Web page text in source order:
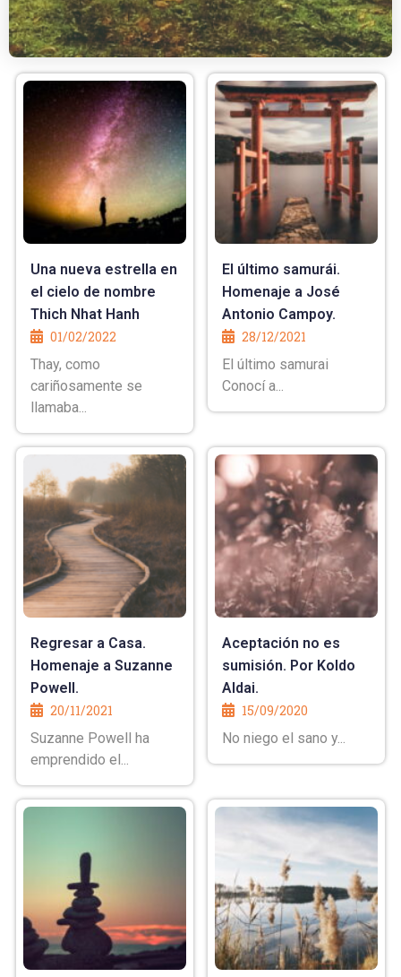
Una nueva estrella en
el cielo de nombre
Thich Nhat Hanh
01/02/2022
Thay, como
cariñosamente se
llamaba...
El último samurái.
Homenaje a José
Antonio Campoy.
28/12/2021
El último samurai
Conocí a...
Regresar a Casa.
Homenaje a Suzanne
Powell.
20/11/2021
Suzanne Powell ha
emprendido el...
Aceptación no es
sumisión. Por Koldo
Aldai.
15/09/2020
No niego el sano y...